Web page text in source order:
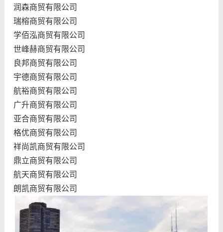
润森商贸有限公司
瑞榕商贸有限公司
学佰泓商贸有限公司
世峰赫商贸有限公司
良邦商贸有限公司
宇德商贸有限公司
航裕商贸有限公司
广升商贸有限公司
亚合商贸有限公司
格优商贸有限公司
祥尚凯商贸有限公司
鼎立商贸有限公司
航天商贸有限公司
朗凯商贸有限公司